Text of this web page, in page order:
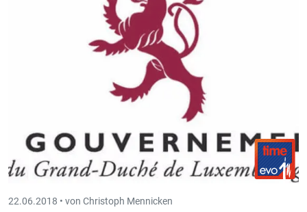
22.06.2018 • von Christoph Mennicken